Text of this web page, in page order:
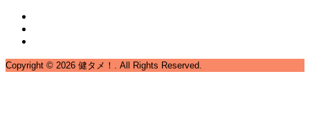
Copyright © 2026 健タメ！. All Rights Reserved.